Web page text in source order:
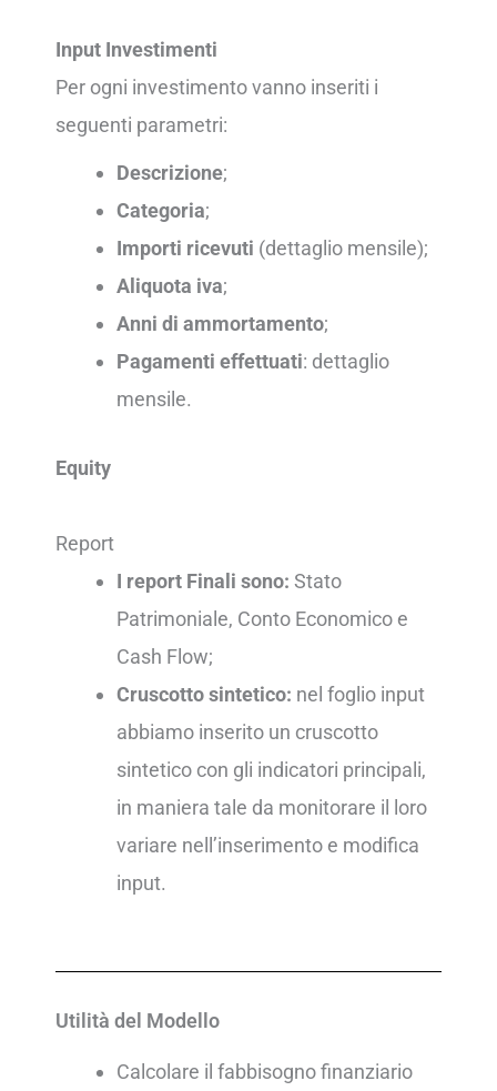
Input Investimenti
Per ogni investimento vanno inseriti i
seguenti parametri:
Descrizione;
Categoria;
Importi ricevuti (dettaglio mensile);
Aliquota iva;
Anni di ammortamento;
Pagamenti effettuati: dettaglio
mensile.
Equity
Report
I report Finali sono: Stato
Patrimoniale, Conto Economico e
Cash Flow;
Cruscotto sintetico: nel foglio input
abbiamo inserito un cruscotto
sintetico con gli indicatori principali,
in maniera tale da monitorare il loro
variare nell’inserimento e modifica
input.
Utilità del Modello
Calcolare il fabbisogno finanziario